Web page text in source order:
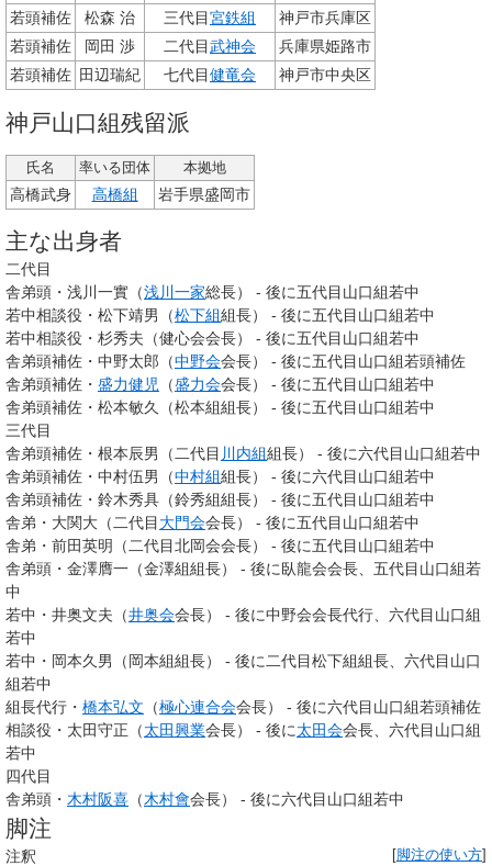
若頭補佐
松森 治 三代目宮鉄組
神戸市兵庫区
若頭補佐
岡田 渉 二代目武神会
兵庫県姫路市
若頭補佐 田辺瑞紀 七代目健竜会 神戸市中央区
神戸山口組残留派
氏名 率いる団体 本拠地
高橋武身 高橋組 岩手県盛岡市
主な出身者
二代目
舎弟頭・浅川一實（浅川一家総長） - 後に五代目山口組若中
若中相談役・松下靖男（松下組組長） - 後に五代目山口組若中
若中相談役・杉秀夫（健心会会長） - 後に五代目山口組若中
舎弟頭補佐・中野太郎（中野会会長） - 後に五代目山口組若頭補佐
舎弟頭補佐・ 盛力健児 （盛力会会長） - 後に五代目山口組若中
舎弟頭補佐・松本敏久（松本組組長） - 後に五代目山口組若中
三代目
舎弟頭補佐・根本辰男（二代目 川内組組長） - 後に六代目山口組若中
舎弟頭補佐・中村伍男（中村組組長） - 後に六代目山口組若中
舎弟頭補佐・鈴木秀具（鈴秀組組長） - 後に五代目山口組若中
舎弟・大関大（二代目 大門会会長） - 後に五代目山口組若中
舎弟・前田英明（二代目北岡会会長） - 後に五代目山口組若中
舎弟頭・金澤膺一（金澤組組長） - 後に臥龍会会長、五代目山口組若
中
若中・井奥文夫（井奥会会長） - 後に中野会会長代行、六代目山口組
若中
若中・岡本久男（岡本組組長） - 後に二代目松下組組長、六代目山口
組若中
組長代行・ 橋本弘文 （極心連合会会長） - 後に六代目山口組若頭補佐
相談役・太田守正（太田興業会長） - 後に太田会会長、六代目山口組
若中
四代目
舎弟頭・ 木村阪喜 （木村會会長） - 後に六代目山口組若中
脚注
脚注の使い方
注釈